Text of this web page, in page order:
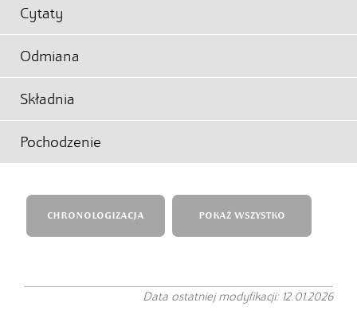
Cytaty
Odmiana
Składnia
Pochodzenie
CHRONOLOGIZACJA POKAŻ WSZYSTKO
Data ostatniej modyfikacji: 12.01.2026